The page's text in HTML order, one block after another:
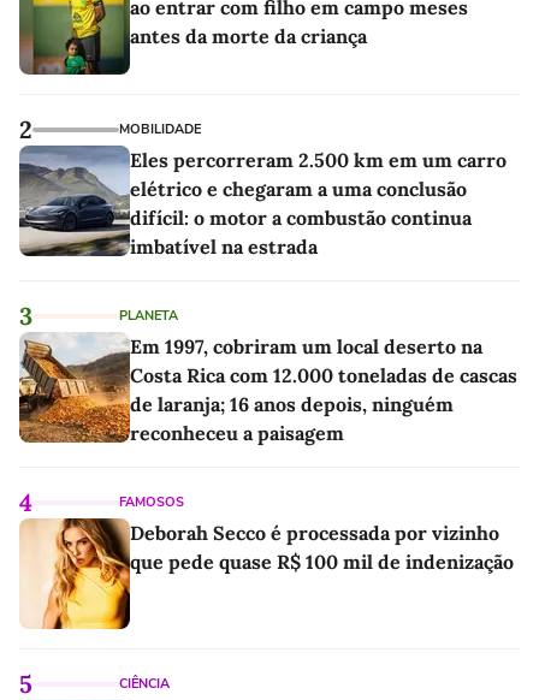
ao entrar com filho em campo meses
antes da morte da criança
2 MOBILIDADE
Eles percorreram 2.500 km em um carro
elétrico e chegaram a uma conclusão
difícil: o motor a combustão continua
imbatível na estrada
3 PLANETA
Em 1997, cobriram um local deserto na
Costa Rica com 12.000 toneladas de cascas
de laranja; 16 anos depois, ninguém
reconheceu a paisagem
4 FAMOSOS
Deborah Secco é processada por vizinho
que pede quase R$ 100 mil de indenização
5 CIÊNCIA